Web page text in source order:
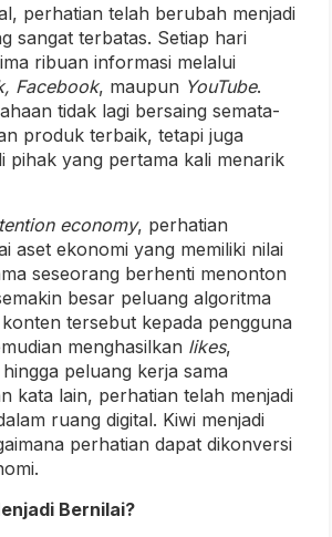
perhatian telah berubah menjadi
sangat terbatas. Setiap hari
ribuan informasi melalui
Facebook, maupun YouTube.
tidak lagi bersaing semata-
produk terbaik, tetapi juga
pihak yang pertama kali menarik
economy, perhatian
aset ekonomi yang memiliki nilai
seseorang berhenti menonton
besar peluang algoritma
tersebut kepada pengguna
menghasilkan likes,
peluang kerja sama
kata lain, perhatian telah menjadi
ruang digital. Kiwi menjadi
perhatian dapat dikonversi
Bernilai?